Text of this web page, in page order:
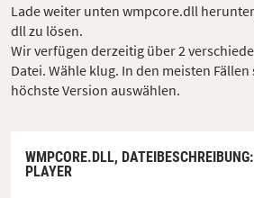
Lade weiter unten wmpcore.dll
dll zu lösen.
Wir verfügen derzeitig über 2
Datei. Wähle klug. In den meisten
höchste Version auswählen.
WMPCORE.DLL, DATEIBESCHREIBUNG
PLAYER